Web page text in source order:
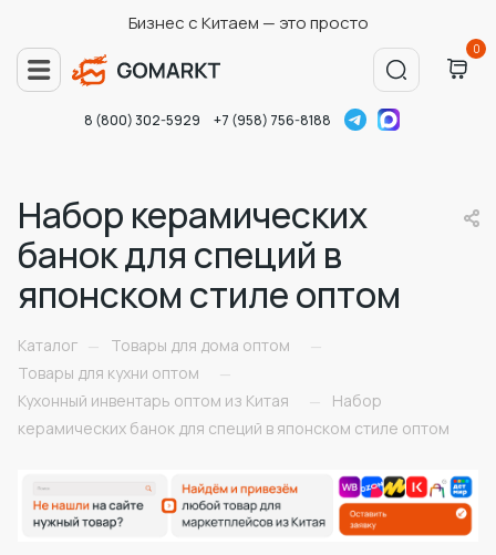
Бизнес с Китаем — это просто
0
8 (800) 302-5929 +7 (958) 756-8188
Набор керамических
банок для специй в
японском стиле оптом
Каталог — Товары для дома оптом
—
Товары для кухни оптом
—
Кухонный инвентарь оптом из Китая
—
Набор
керамических банок для специй в японском стиле оптом